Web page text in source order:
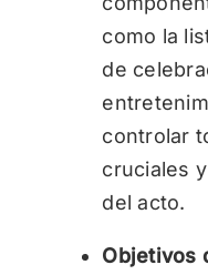
como la
de
controlar
cruciales
del acto.
Objetivos